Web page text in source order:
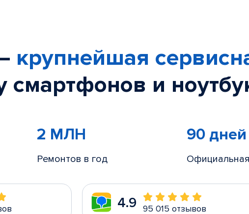
крупнейшая
смартфонов и
2 МЛН
Ремонтов в год
90 дней
4.9 95 015 отзывов